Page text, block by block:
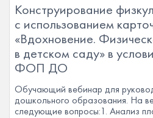
Конструирование
с использованием
«Вдохновение.
в детском саду» в
ФОП ДО
Обучающий вебинар для
дошкольного образования. На
следующие вопросы:1. Анализ